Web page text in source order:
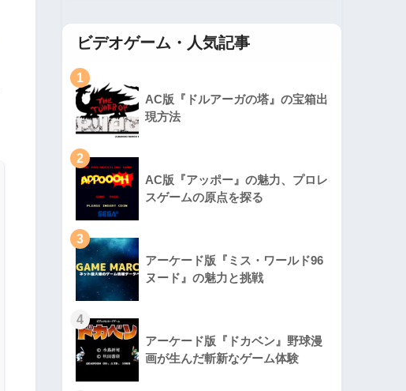
ビデオゲーム・人気記事
1
AC版『ドルアーガの塔』の宝箱出
現方法
2
AC版『アッポー』の魅力、プロレ
スゲームの原点を探る
3
アーケード版『ミス・ワールド96
ヌード』の魅力と挑戦
4
アーケード版『ドカベン』野球漫
画が生んだ斬新なゲーム体験